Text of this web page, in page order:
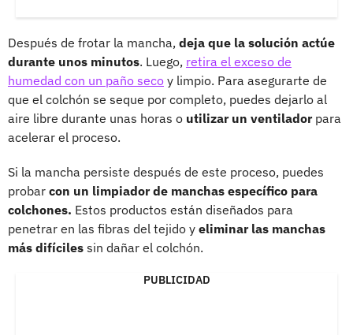
Después de frotar la mancha, deja que la solución actúe
durante unos minutos. Luego, retira el exceso de
humedad con un paño seco y limpio. Para asegurarte de
que el colchón se seque por completo, puedes dejarlo al
aire libre durante unas horas o utilizar un ventilador para
acelerar el proceso.
Si la mancha persiste después de este proceso, puedes
probar con un limpiador de manchas específico para
colchones. Estos productos están diseñados para
penetrar en las fibras del tejido y eliminar las manchas
más difíciles sin dañar el colchón.
PUBLICIDAD